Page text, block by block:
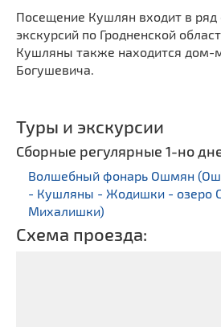
Театры
Галереи
Концертные залы
Посещение Кушлян входит в
экскурсий по Гродненской
Кушляны также находится дом-
Богушевича.
Туры и экскурсии
Сборные регулярные 1-но
Волшебный фонарь Ошмян
- Кушляны - Жодишки - озеро
Михалишки)
Схема проезда: